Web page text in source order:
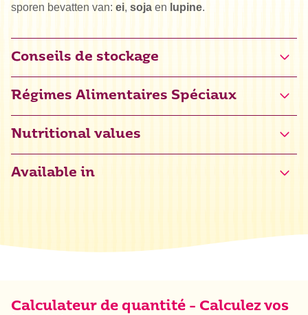
sporen bevatten van: ei, soja en lupine.
Conseils de stockage
Régimes Alimentaires Spéciaux
Halal
Nutritional values
Glucides
Available in
Calculateur de quantité - Calculez vos